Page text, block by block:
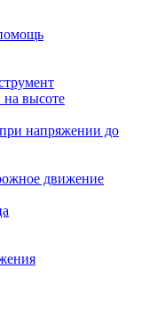
на высоте
напряжении до
движение